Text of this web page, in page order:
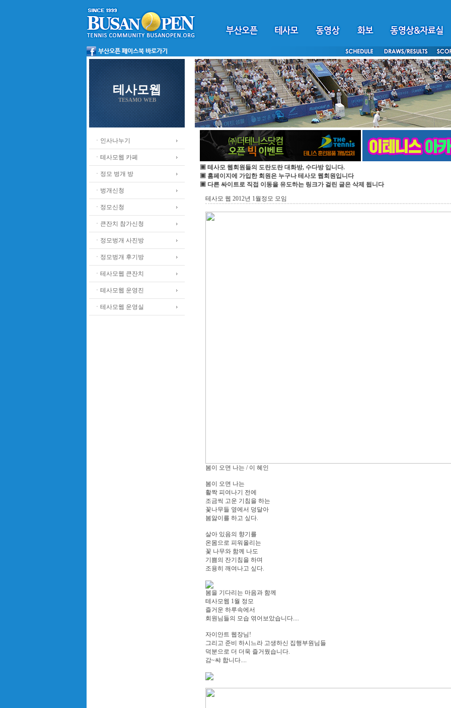
테사모웹
TESAMO WEB
ㆍ인사나누기
ㆍ테사모웹 카페
ㆍ정모 벙개 방
ㆍ벙개신청
ㆍ정모신청
ㆍ큰잔치 참가신청
ㆍ정모벙개 사진방
ㆍ정모벙개 후기방
ㆍ테사모웹 큰잔치
ㆍ테사모웹 운영진
ㆍ테사모웹 운영실
▣ 테사모 웹회원들의 도란도란 대화방, 수다방 입니다.
▣ 홈페이지에 가입한 회원은 누구나 테사모 웹회원입니다
▣ 다른 싸이트로 직접 이동을 유도하는 링크가 걸린 글은 삭제 됩니다
테사모 웹 2012년 1월정모 모임
봄이 오면 나는 / 이 혜인
봄이 오면 나는
활짝 피여나기 전에
조금씩 고운 기침을 하는
꽃나무들 옆에서 덩달아
봄앓이를 하고 싶다.
살아 있음의 향기를
온몸으로 피워올리는
꽃 나무와 함께 나도
기쁨의 잔기침을 하며
조용히 깨여나고 싶다.
봄을 기다리는 마음과 함께
테사모웹 1월 정모
즐거운 하루속에서
회원님들의 모습 엮어보았습니다....
자이안트 웹장님!
그리고 준비 하시느라 고생하신 집행부원님들
덕분으로 더 더욱 즐거웠습니다.
감~쌰 합니다....